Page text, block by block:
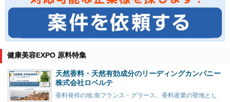
健康美容EXPO 原料特集
天然香料・天然有効成分のリーディングカンパニー
株式会社ロベルテ
香料発祥の地 南フランス・グラース。香料産業の聖地とし